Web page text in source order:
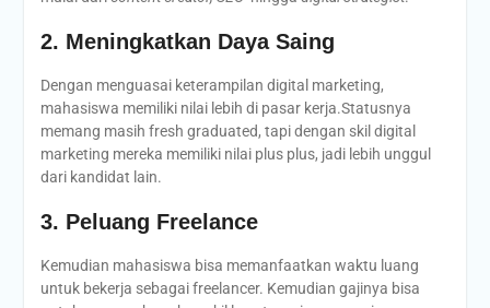
2. Meningkatkan Daya Saing
Dengan menguasai keterampilan digital marketing,
mahasiswa memiliki nilai lebih di pasar kerja.Statusnya
memang masih fresh graduated, tapi dengan skil digital
marketing mereka memiliki nilai plus plus, jadi lebih unggul
dari kandidat lain.
3. Peluang Freelance
Kemudian mahasiswa bisa memanfaatkan waktu luang
untuk bekerja sebagai freelancer. Kemudian gajinya bisa